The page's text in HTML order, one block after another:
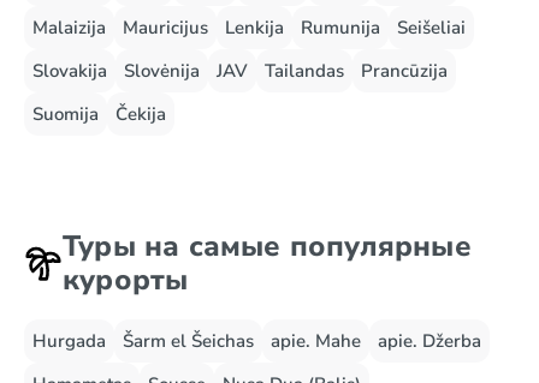
Malaizija
Mauricijus Lenkija Rumunija
Seišeliai
Slovakija
Slovėnija JAV Tailandas
Prancūzija
Suomija
Čekija
Туры на самые популярные
курорты
Hurgada Šarm el Šeichas apie. Mahe
apie. Džerba